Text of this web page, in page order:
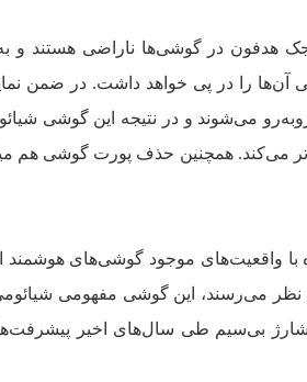
هدفون در گوشی‌ها ناراضی هستند و
آن‌ها را در پی خواهد داشت. در ضمن
می‌شوند و در نتیجه این گوشی
می‌کند. همچنین حذف پورت گوشی هم
با واقعیت‌های موجود گوشی‌های
نظر می‌رسند، این گوشی مفهومی
بی‌سیم طی سال‌های اخیر